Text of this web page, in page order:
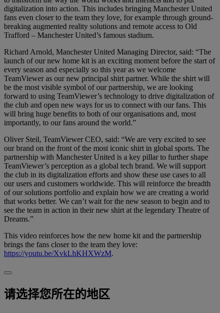
digitalization into action. This includes bringing Manchester United
fans even closer to the team they love, for example through ground-
breaking augmented reality solutions and remote access to Old
Trafford – Manchester United’s famous stadium.
Richard Arnold, Manchester United Managing Director, said: “The
launch of our new home kit is an exciting moment before the start of
every season and especially so this year as we welcome
TeamViewer as our new principal shirt partner. While the shirt will
be the most visible symbol of our partnership, we are looking
forward to using TeamViewer’s technology to drive digitalization of
the club and open new ways for us to connect with our fans. This
will bring huge benefits to both of our organisations and, most
importantly, to our fans around the world.”
Oliver Steil, TeamViewer CEO, said: “We are very excited to see
our brand on the front of the most iconic shirt in global sports. The
partnership with Manchester United is a key pillar to further shape
TeamViewer’s perception as a global tech brand. We will support
the club in its digitalization efforts and show these use cases to all
our users and customers worldwide. This will reinforce the breadth
of our solutions portfolio and explain how we are creating a world
that works better. We can’t wait for the new season to begin and to
see the team in action in their new shirt at the legendary Theatre of
Dreams.”
This video reinforces how the new home kit and the partnership
brings the fans closer to the team they love:
https://youtu.be/XvkLhKHXWzM.
请选择您所在的地区